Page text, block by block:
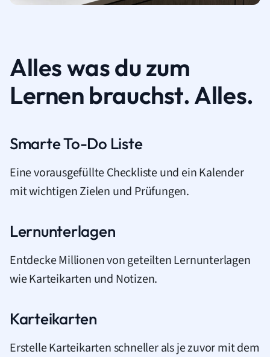
Alles was du zum
Lernen brauchst. Alles.
Smarte To-Do Liste
Eine vorausgefüllte Checkliste und ein Kalender
mit wichtigen Zielen und Prüfungen.
Lernunterlagen
Entdecke Millionen von geteilten Lernunterlagen
wie Karteikarten und Notizen.
Karteikarten
Erstelle Karteikarten schneller als je zuvor mit dem